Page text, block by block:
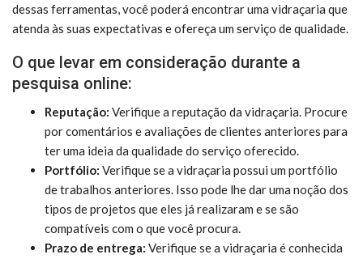
dessas ferramentas, você poderá encontrar uma vidraçaria que
atenda às suas expectativas e ofereça um serviço de qualidade.
O que levar em consideração durante a
pesquisa online:
Reputação: Verifique a reputação da vidraçaria. Procure
por comentários e avaliações de clientes anteriores para
ter uma ideia da qualidade do serviço oferecido.
Portfólio: Verifique se a vidraçaria possui um portfólio
de trabalhos anteriores. Isso pode lhe dar uma noção dos
tipos de projetos que eles já realizaram e se são
compatíveis com o que você procura.
Prazo de entrega: Verifique se a vidraçaria é conhecida